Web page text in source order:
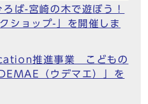
ば-宮崎の木で遊ぼう！
ショップ-」を開催しま
推進事業 こどもの
（ウデマエ）」を